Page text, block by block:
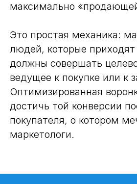
максимально
Это простая механика:
людей, которые
должны совершать
ведущее к покупке или к
Оптимизированная
достичь той конверсии
покупателя, о котором
маркетологи.